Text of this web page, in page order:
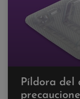
Píldora del